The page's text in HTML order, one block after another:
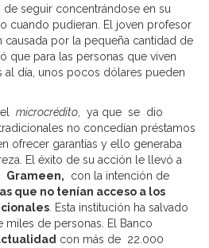
seguir concentrándose en su
cuando pudieran. El joven profesor
por la pequeña cantidad de
que para las personas que viven
al día, unos pocos dólares pueden
microcrédito , ya que se dio
no concedían préstamos
ofrecer garantías y ello generaba
El éxito de su acción le llevó a
Grameen, con la intención de
que no tenían acceso a los
. Esta institución ha salvado
de personas. El Banco
con más de 22.000